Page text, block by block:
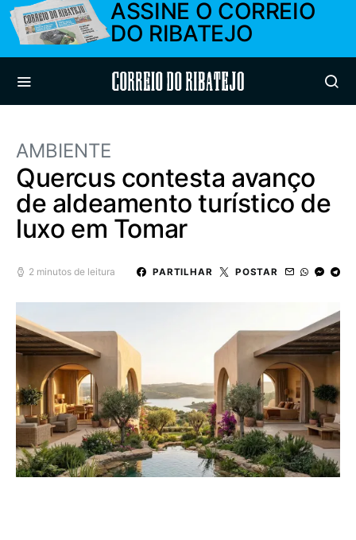
ASSINE O CORREIO
DO RIBATEJO
Correio do Ribatejo
AMBIENTE
Quercus contesta avanço
de aldeamento turístico de
luxo em Tomar
2 minutos de leitura PARTILHAR POSTAR